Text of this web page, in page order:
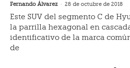
Fernando Álvarez - 28 de octubre de 2018
Este SUV del segmento C de
la parrilla hexagonal en
identificativo de la marca
de